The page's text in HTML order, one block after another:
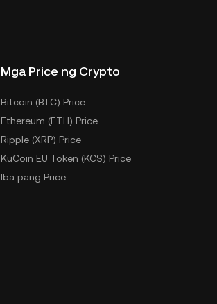
Mga Price ng Crypto
Bitcoin (BTC) Price
Ethereum (ETH) Price
Ripple (XRP) Price
KuCoin EU Token (KCS) Price
Iba pang Price